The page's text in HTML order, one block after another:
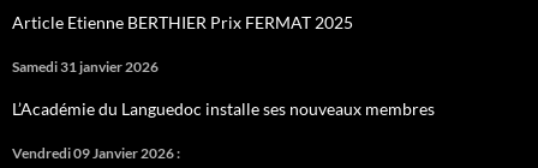
Article Etienne BERTHIER Prix FERMAT 2025
Samedi 31 janvier 2026
L’Académie du Languedoc installe ses nouveaux membres
Vendredi 09 Janvier 2026 :